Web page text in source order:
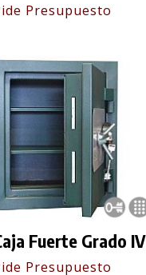
Presupuesto
Fuerte Grado IV
Presupuesto